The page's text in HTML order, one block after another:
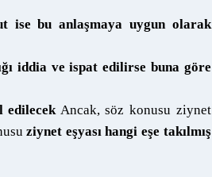
ise bu anlaşmaya uygun olarak
iddia ve ispat edilirse buna göre
edilecek Ancak, söz konusu ziynet
ziynet eşyası hangi eşe takılmış